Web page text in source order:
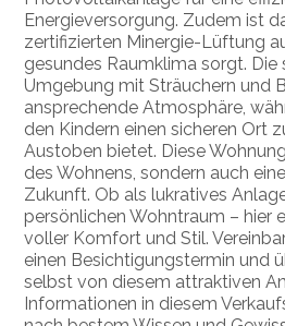
Energieversorgung. Zudem ist
zertifizierten Minergie-Lüftung
gesundes Raumklima sorgt.
Umgebung mit Sträuchern und
ansprechende Atmosphäre,
den Kindern einen sicheren Ort
Austoben bietet. Diese
des Wohnens, sondern auch
Zukunft. Ob als lukratives
persönlichen Wohntraum – hier
voller Komfort und Stil.
einen Besichtigungstermin und
selbst von diesem attraktiven
Informationen in diesem